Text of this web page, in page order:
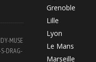
MUSE
S-DRAG-
Grenoble
Lille
Lyon
Le Mans
Marseille